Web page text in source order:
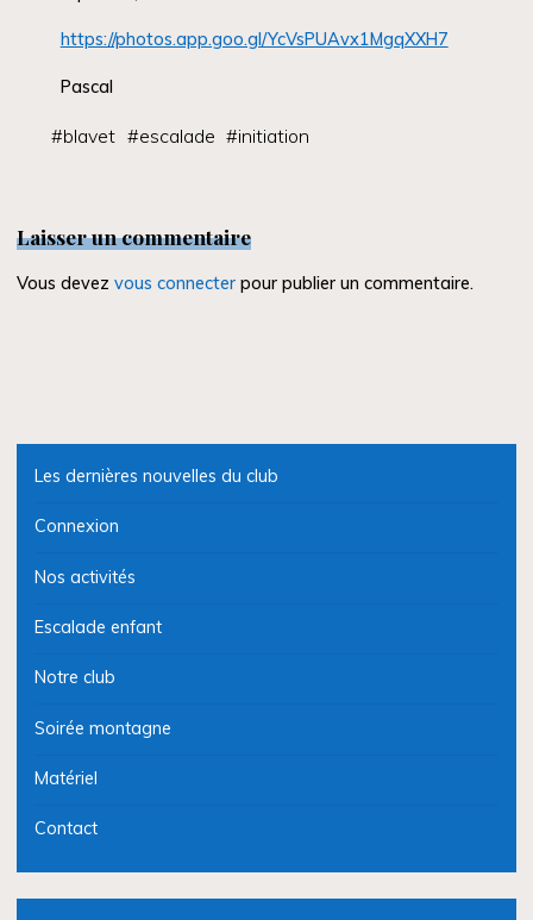
https://photos.app.goo.gl/YcVsPUAvx1MgqXXH7
Pascal
#blavet #escalade #initiation
Laisser un commentaire
Vous devezvous connecter pour publier un commentaire.
Les dernières nouvelles du club
Connexion
Nos activités
Escalade enfant
Notre club
Soirée montagne
Matériel
Contact